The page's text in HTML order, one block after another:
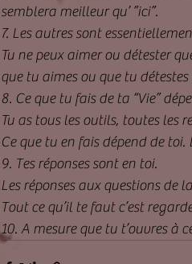
semblera meilleur qu’ ”ici”.
7. Les autres sont
Tu ne peux aimer ou détester
que tu aimes ou que tu détestes
8. Ce que tu fais de ta “Vie”
Tu as tous les outils, toutes les
Ce que tu en fais dépend de toi.
9. Tes réponses sont en toi.
Les réponses aux questions de
Tout ce qu’il te faut c’est
10. A mesure que tu t’ouvres à